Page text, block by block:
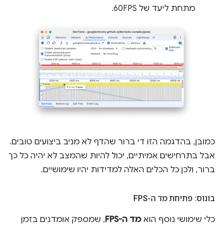
מתחת ליעד של 60FPS.
כמובן, בהדגמה הזו די ברור שהדף לא מניב ביצועים טובים.
אבל בתרחישים אמיתיים, יכול להיות שהמצב לא יהיה כל כך
ברור, ולכן כל הכלים האלה למדידות יהיו שימושיים.
בונוס: פתיחת מד ה-FPS
כלי שימושי נוסף הוא מד ה-FPS
, שמספק אומדנים בזמן